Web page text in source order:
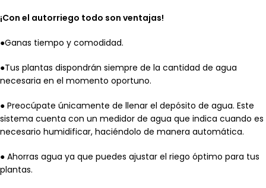
¡Con el autorriego todo son ventajas!
●Ganas tiempo y comodidad.
●Tus plantas dispondrán siempre de la cantidad de agua
necesaria en el momento oportuno.
● Preocúpate únicamente de llenar el depósito de agua. Este
sistema cuenta con un medidor de agua que indica cuando es
necesario humidificar, haciéndolo de manera automática.
● Ahorras agua ya que puedes ajustar el riego óptimo para tus
plantas.